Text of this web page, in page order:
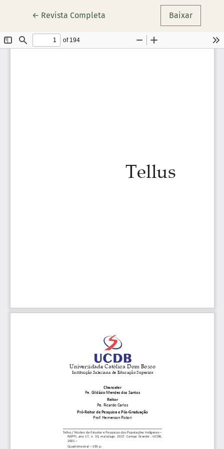
← Voltar aos Detalhes do Artigo
Revista Completa Baixar